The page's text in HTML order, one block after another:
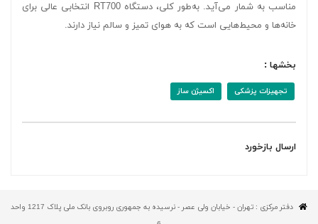
مناسب به شمار می‌آید. به‌طور کلی، دستگاه RT700 انتخابی عالی برای
خانه‌ها و محیط‌هایی است که به هوای تمیز و سالم نیاز دارند.
بخشها :
تجهیزات پزشکی اکسیژن ساز
ارسال بازخورد
دفتر مرکزی : تهران - خیابان ولی عصر - نرسیده به جمهوری روبروی بانک ملی پلاک 1217 واحد